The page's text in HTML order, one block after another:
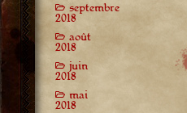
septembre
2018
août
2018
juin
2018
mai
2018